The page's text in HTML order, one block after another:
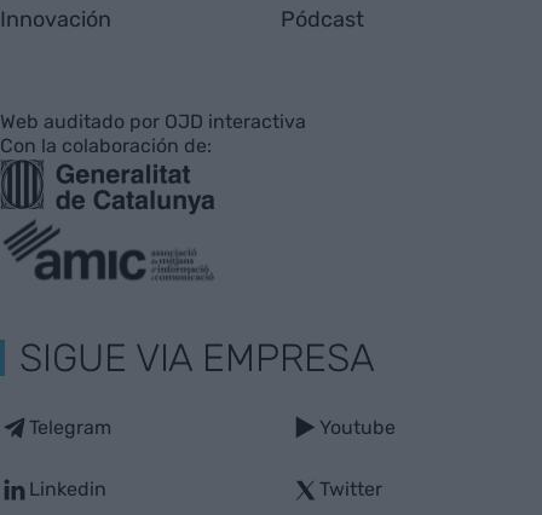
Innovación Pódcast
Web auditado por OJD interactiva
Con la colaboración de:
SIGUE VIA EMPRESA
Telegram
Linkedin
Youtube
Twitter